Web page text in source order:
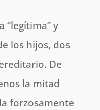
“legítima” y
los hijos, dos
De
la mitad
forzosamente